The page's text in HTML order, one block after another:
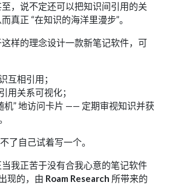
，说不定还可以把知识间引用的关
真正 “在知识的海洋里漫步”。
样的理念设计一款新笔记软件，可
互相引用；
用关系可视化；
机” 地访问卡片 —— 定期审视知识并获
了自己试着写一个。
我正苦于没有合我心意的笔记软件
现的，由 Roam Research 所带来的